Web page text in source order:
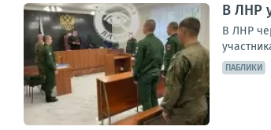
В ЛНР
В ЛНР
ПАБЛИКИ